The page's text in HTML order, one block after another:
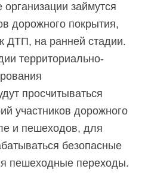
займутся
дорожного покрытия,
ДТП, на ранней стадии.
территориально-
просчитываться
участников дорожного
и пешеходов, для
безопасные
пешеходные переходы.